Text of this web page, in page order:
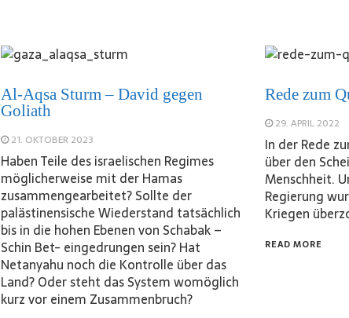
Al-Aqsa Sturm – David gegen
Goliath
21. OKTOBER 2023
Haben Teile des israelischen Regimes
möglicherweise mit der Hamas
zusammengearbeitet? Sollte der
palästinensische Wiederstand tatsächlich
bis in die hohen Ebenen von Schabak –
Schin Bet- eingedrungen sein? Hat
Netanyahu noch die Kontrolle über das
Land? Oder steht das System womöglich
kurz vor einem Zusammenbruch?
Rede zum
29. APRIL 2022
In der Rede
über den
Menschheit.
Regierung
Kriegen
READ MORE